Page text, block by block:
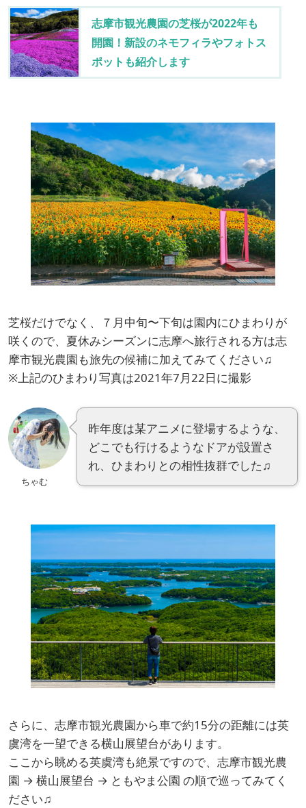
志摩市観光農園の芝桜が2022年も
開園！新設のネモフィラやフォトス
ポットも紹介します
芝桜だけでなく、７月中旬〜下旬は園内にひまわりが
咲くので、夏休みシーズンに志摩へ旅行される方は志
摩市観光農園も旅先の候補に加えてみてください♫
※上記のひまわり写真は2021年7月22日に撮影
ちゃむ
昨年度は某アニメに登場するような、
どこでも行けるようなドアが設置さ
れ、ひまわりとの相性抜群でした♫
さらに、志摩市観光農園から車で約15分の距離には英
虞湾を一望できる横山展望台があります。
ここから眺める英虞湾も絶景ですので、志摩市観光農
園 → 横山展望台 → ともやま公園 の順で巡ってみてく
ださい♫